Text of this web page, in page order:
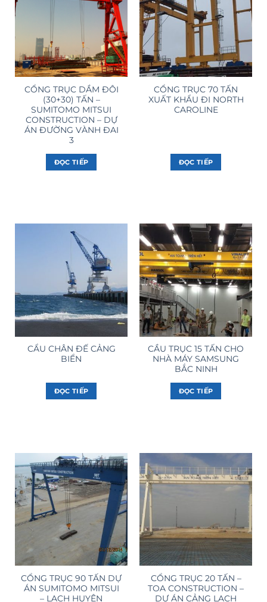
CỔNG TRỤC DẦM ĐÔI
(30+30) TẤN –
SUMITOMO MITSUI
CONSTRUCTION – DỰ
ÁN ĐƯỜNG VÀNH ĐAI
3
ĐỌC TIẾP
CỔNG TRỤC 70 TẤN
XUẤT KHẨU ĐI NORTH
CAROLINE
ĐỌC TIẾP
CẨU CHÂN ĐẾ CẢNG
BIỂN
ĐỌC TIẾP
CẦU TRỤC 15 TẤN CHO
NHÀ MÁY SAMSUNG
BẮC NINH
ĐỌC TIẾP
CỔNG TRỤC 90 TẤN DỰ
ÁN SUMITOMO MITSUI
– LẠCH HUYỆN
CỔNG TRỤC 20 TẤN –
TOA CONSTRUCTION –
DỰ ÁN CẢNG LẠCH